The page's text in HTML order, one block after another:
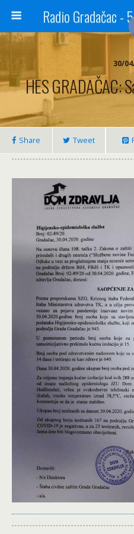
30/
HES GRADAČAC:
Share Tweet